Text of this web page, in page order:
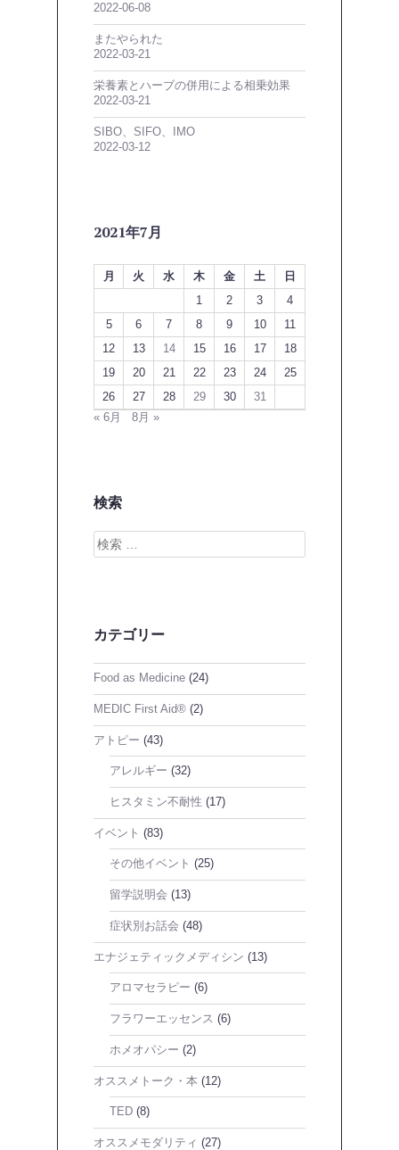
2022-06-08
またやられた
2022-03-21
栄養素とハーブの併用による相乗効果
2022-03-21
SIBO、SIFO、IMO
2022-03-12
2021年7月
月 火 水 木 金 土
日
1
2 3
4
5
6 7 8 9 10
11
12
13 14 15 16 17
18
19
20 21 22 23 24
25
26
27 28 29 30
31
« 6月
8月 »
検索
検
索
カテゴリー
Food as Medicine (24)
MEDIC First Aid® (2)
アトピー (43)
アレルギー (32)
ヒスタミン不耐性 (17)
イベント (83)
その他イベント (25)
留学説明会 (13)
症状別お話会 (48)
エナジェティックメディシン (13)
アロマセラピー (6)
フラワーエッセンス (6)
ホメオパシー (2)
オススメトーク・本 (12)
TED (8)
オススメモダリティ (27)